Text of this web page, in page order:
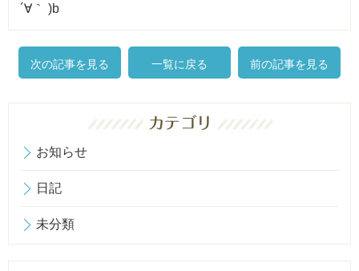
´∀｀ )b
次の記事を見る 一覧に戻る 前の記事を見る
お知らせ
日記
未分類